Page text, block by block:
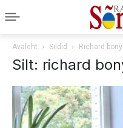
Avaleht Sildid Richard
Silt: richard